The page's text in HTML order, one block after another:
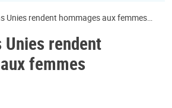
Unies rendent hommages aux femmes
Unies rendent
femmes